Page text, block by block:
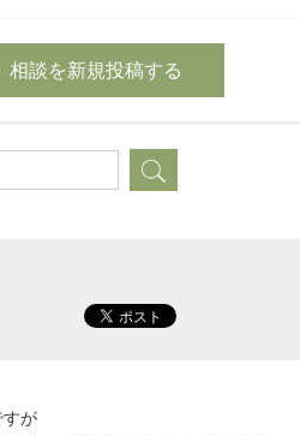
相談を新規投稿する
すが